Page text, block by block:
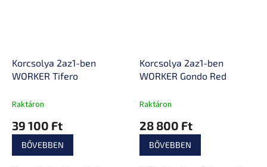
Korcsolya 2az1-ben
WORKER Tifero
Raktáron
39 100 Ft
BŐVEBBEN
Korcsolya 2az1-ben
WORKER Gondo Red
Raktáron
28 800 Ft
BŐVEBBEN